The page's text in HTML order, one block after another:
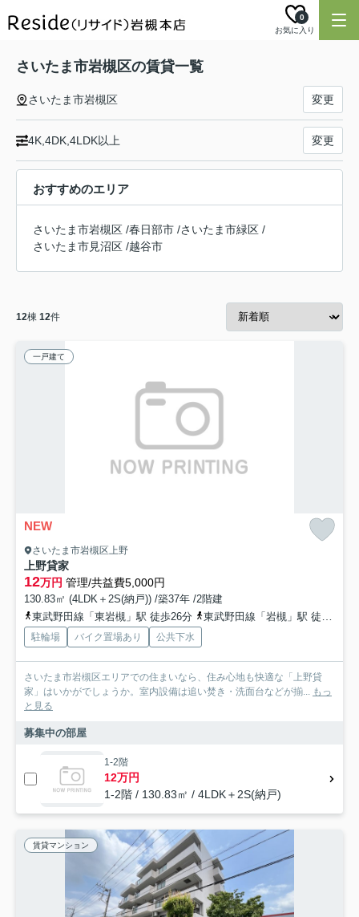
お気に入り
0
さいたま市岩槻区の賃貸一覧
さいたま市岩槻区 変更
4K,4DK,4LDK以上 変更
おすすめのエリア
さいたま市岩槻区 /春日部市 /さいたま市緑区 /
さいたま市見沼区 /越谷市
12棟 12件
一戸建て
NEW
さいたま市岩槻区上野
上野貸家
12万円 管理/共益費5,000円
130.83㎡ (4LDK＋2S(納戸)) /築37年 /2階建
東武野田線「東岩槻」駅 徒歩26分
東武野田線「岩槻」駅 徒歩39分
駐輪場 バイク置場あり 公共下水
さいたま市岩槻区エリアでの住まいなら、住み心地も快適な「上野貸
家」はいかがでしょうか。室内設備は追い焚き・洗面台などが揃... もっ
と見る
募集中の部屋
1-2階
12万円
1-2階 / 130.83㎡ / 4LDK＋2S(納戸)
賃貸マンション